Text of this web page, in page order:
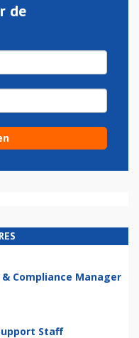
de
Compliance Manager
Staff